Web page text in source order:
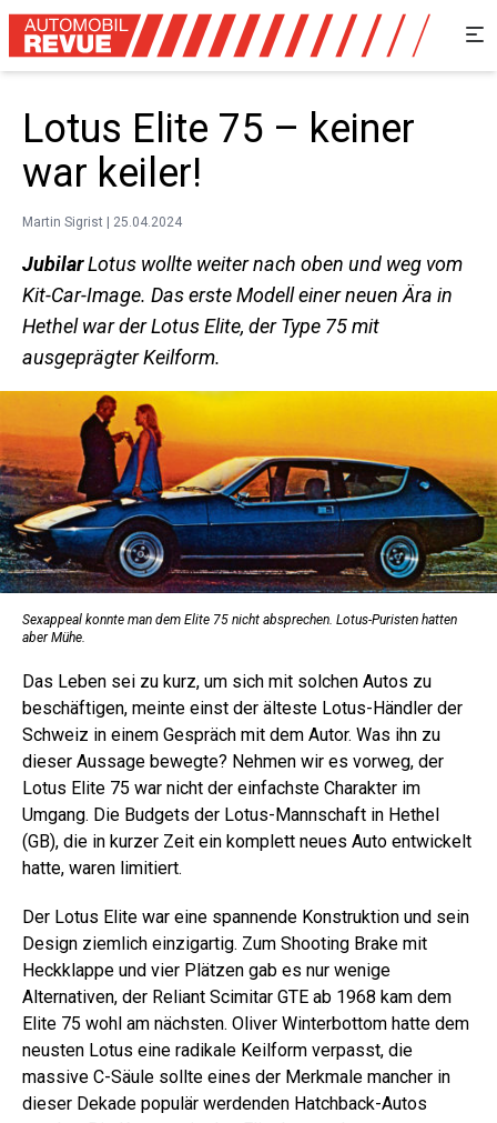
Lotus Elite 75 – keiner
war keiler!
Martin Sigrist | 25.04.2024
JubilarLotus wollte weiter nach oben und weg vom
Kit-Car-Image. Das erste Modell einer neuen Ära in
Hethel war der Lotus Elite, der Type 75 mit
ausgeprägter Keilform.
Sexappeal konnte man dem Elite 75 nicht ­absprechen. Lotus-Puristen hatten
aber Mühe.
Das Leben sei zu kurz, um sich mit solchen Autos zu
beschäftigen, meinte einst der älteste Lotus-Händler der
Schweiz in einem Gespräch mit dem Autor. Was ihn zu
dieser Aussage bewegte? Nehmen wir es vorweg, der
Lotus Elite 75 war nicht der einfachste Charakter im
Umgang. Die Budgets der Lotus-Mannschaft in Hethel
(GB), die in kurzer Zeit ein komplett neues Auto entwickelt
hatte, waren limitiert.
Der Lotus Elite war eine spannende Konstruktion und sein
Design ziemlich einzigartig. Zum Shooting Brake mit
Heckklappe und vier Plätzen gab es nur wenige
Alternativen, der Reliant Scimitar GTE ab 1968 kam dem
Elite 75 wohl am nächsten. Oliver Winterbottom hatte dem
neusten Lotus eine radikale Keilform verpasst, die
massive C-Säule sollte eines der Merkmale mancher in
dieser Dekade populär werdenden Hatchback-Autos